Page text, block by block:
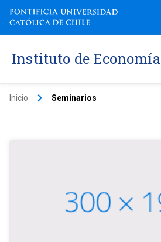
Instituto de Economía
Inicio keyboard_arrow_right Seminarios